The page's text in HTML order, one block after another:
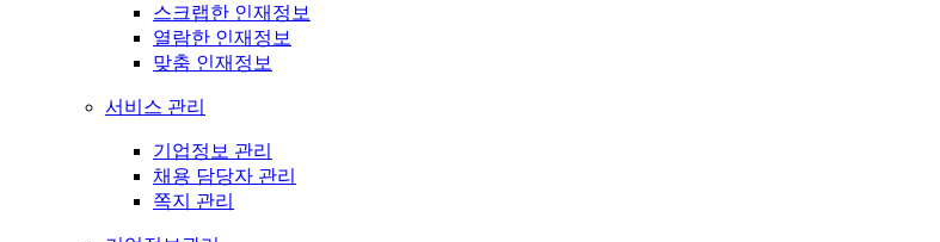
스크랩한 인재정보
열람한 인재정보
맞춤 인재정보
서비스 관리
기업정보 관리
채용 담당자 관리
쪽지 관리